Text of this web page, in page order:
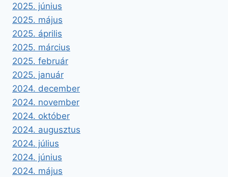
2025. június
2025. május
2025. április
2025. március
2025. február
2025. január
2024. december
2024. november
2024. október
2024. augusztus
2024. július
2024. június
2024. május